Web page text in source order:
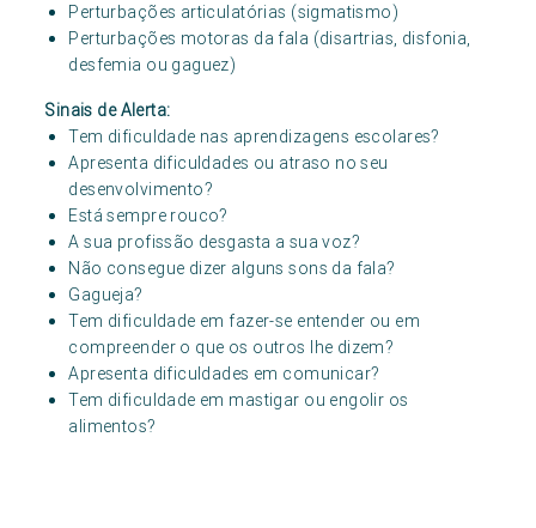
Perturbações articulatórias (sigmatismo)
Perturbações motoras da fala (disartrias, disfonia,
desfemia ou gaguez)
Sinais de Alerta:
Tem dificuldade nas aprendizagens escolares?
Apresenta dificuldades ou atraso no seu
desenvolvimento?
Está sempre rouco?
A sua profissão desgasta a sua voz?
Não consegue dizer alguns sons da fala?
Gagueja?
Tem dificuldade em fazer-se entender ou em
compreender o que os outros lhe dizem?
Apresenta dificuldades em comunicar?
Tem dificuldade em mastigar ou engolir os
alimentos?